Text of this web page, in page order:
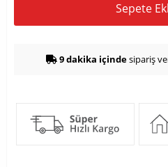
Sepete
9 dakika içindesipariş